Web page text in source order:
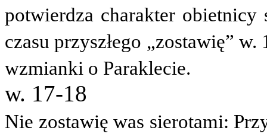
potwierdza charakter obietnicy
czasu przyszłego „zostawię”
wzmianki o Paraklecie.
w. 17-18
Nie zostawię was sierotami: